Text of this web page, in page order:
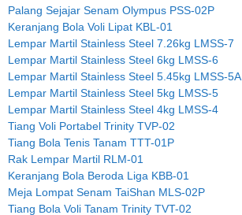
Palang Sejajar Senam Olympus PSS-02P
Keranjang Bola Voli Lipat KBL-01
Lempar Martil Stainless Steel 7.26kg LMSS-7
Lempar Martil Stainless Steel 6kg LMSS-6
Lempar Martil Stainless Steel 5.45kg LMSS-5A
Lempar Martil Stainless Steel 5kg LMSS-5
Lempar Martil Stainless Steel 4kg LMSS-4
Tiang Voli Portabel Trinity TVP-02
Tiang Bola Tenis Tanam TTT-01P
Rak Lempar Martil RLM-01
Keranjang Bola Beroda Liga KBB-01
Meja Lompat Senam TaiShan MLS-02P
Tiang Bola Voli Tanam Trinity TVT-02